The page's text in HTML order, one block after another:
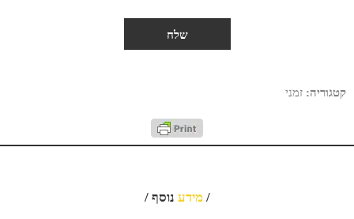
קטגוריה: זמני
/ מידע נוסף /